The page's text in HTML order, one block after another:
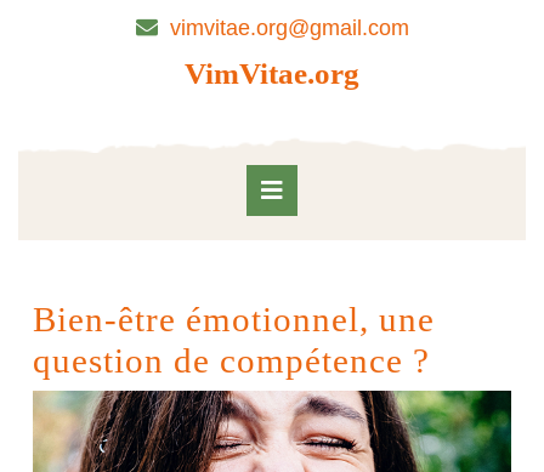
vimvitae.org@gmail.com
VimVitae.org
Bien-être émotionnel, une
question de compétence ?